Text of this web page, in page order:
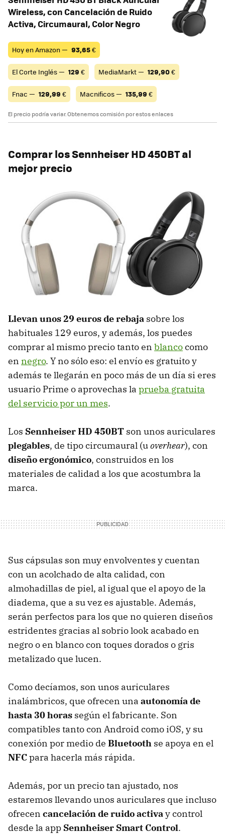
Wireless, con Cancelación de Ruido
Activa, Circumaural, Color Negro
Hoy en Amazon — 93,65€
El Corte Inglés — 129 € MediaMarkt — 129,90€
Fnac — 129,99 € Macnificos — 135,99 €
El precio podría variar. Obtenemos comisión por estos enlaces
Comprar los Sennheiser HD 450BT al
mejor precio
Llevan unos 29 euros de rebaja sobre los
habituales 129 euros, y además, los puedes
comprar al mismo precio tanto en blancocomo
en negro. Y no sólo eso: el envío es gratuito y
además te llegarán en poco más de un día si eres
usuario Prime o aprovechas la prueba gratuita
del servicio por un mes.
Los Sennheiser HD 450BT son unos auriculares
plegables, de tipo circumaural (uoverhear), con
diseño ergonómico, construidos en los
materiales de calidad a los que acostumbra la
marca.
Sus cápsulas son muy envolventes y cuentan
con un acolchado de alta calidad, con
almohadillas de piel, al igual que el apoyo de la
diadema, que a su vez es ajustable. Además,
serán perfectos para los que no quieren diseños
estridentes gracias al sobrio look acabado en
negro o en blanco con toques dorados o gris
metalizado que lucen.
Como decíamos, son unos auriculares
inalámbricos, que ofrecen una autonomía de
hasta 30 horas según el fabricante. Son
compatibles tanto con Android como iOS, y su
conexión por medio de Bluetooth se apoya en el
NFCpara hacerla más rápida.
Además, por un precio tan ajustado, nos
estaremos llevando unos auriculares que incluso
ofrecen cancelación de ruido activay control
desde la app Sennheiser Smart Control.